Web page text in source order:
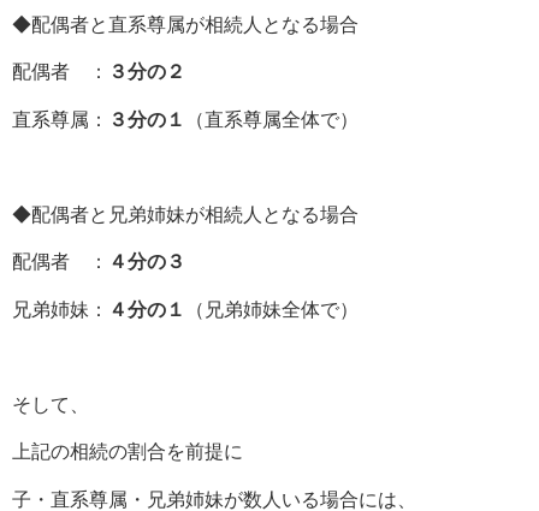
◆配偶者と直系尊属が相続人となる場合
配偶者 ： ３分の２
直系尊属： ３分の１ （直系尊属全体で）
◆配偶者と兄弟姉妹が相続人となる場合
配偶者 ： ４分の３
兄弟姉妹： ４分の１ （兄弟姉妹全体で）
そして、
上記の相続の割合を前提に
子・直系尊属・兄弟姉妹が数人いる場合には、